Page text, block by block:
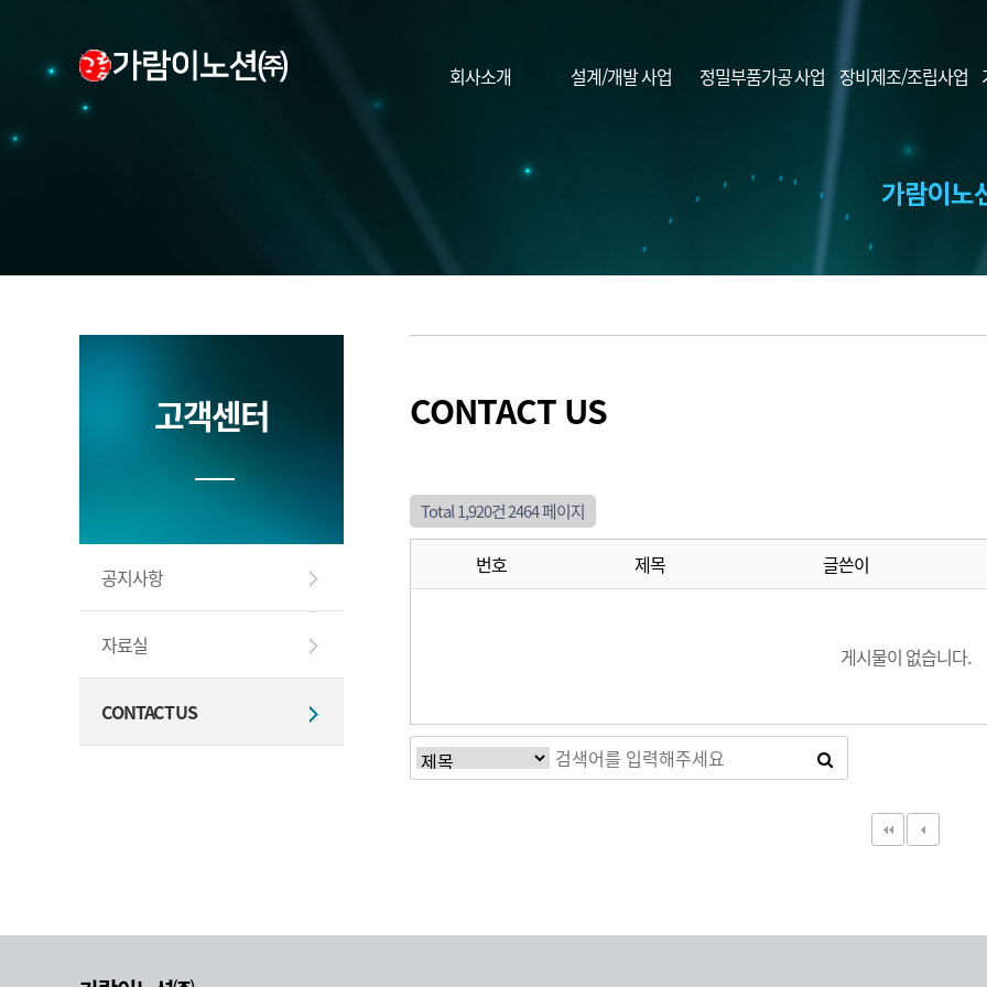
회사소개 설계/개발 사업 정밀부품가공 사업 장비제조/조립사업
고객센터
공지사항
자료실
CONTACT US
CONTACT US
Total 1,920건2464 페이지
번호 제목 글쓴이
게시물이 없습니다.